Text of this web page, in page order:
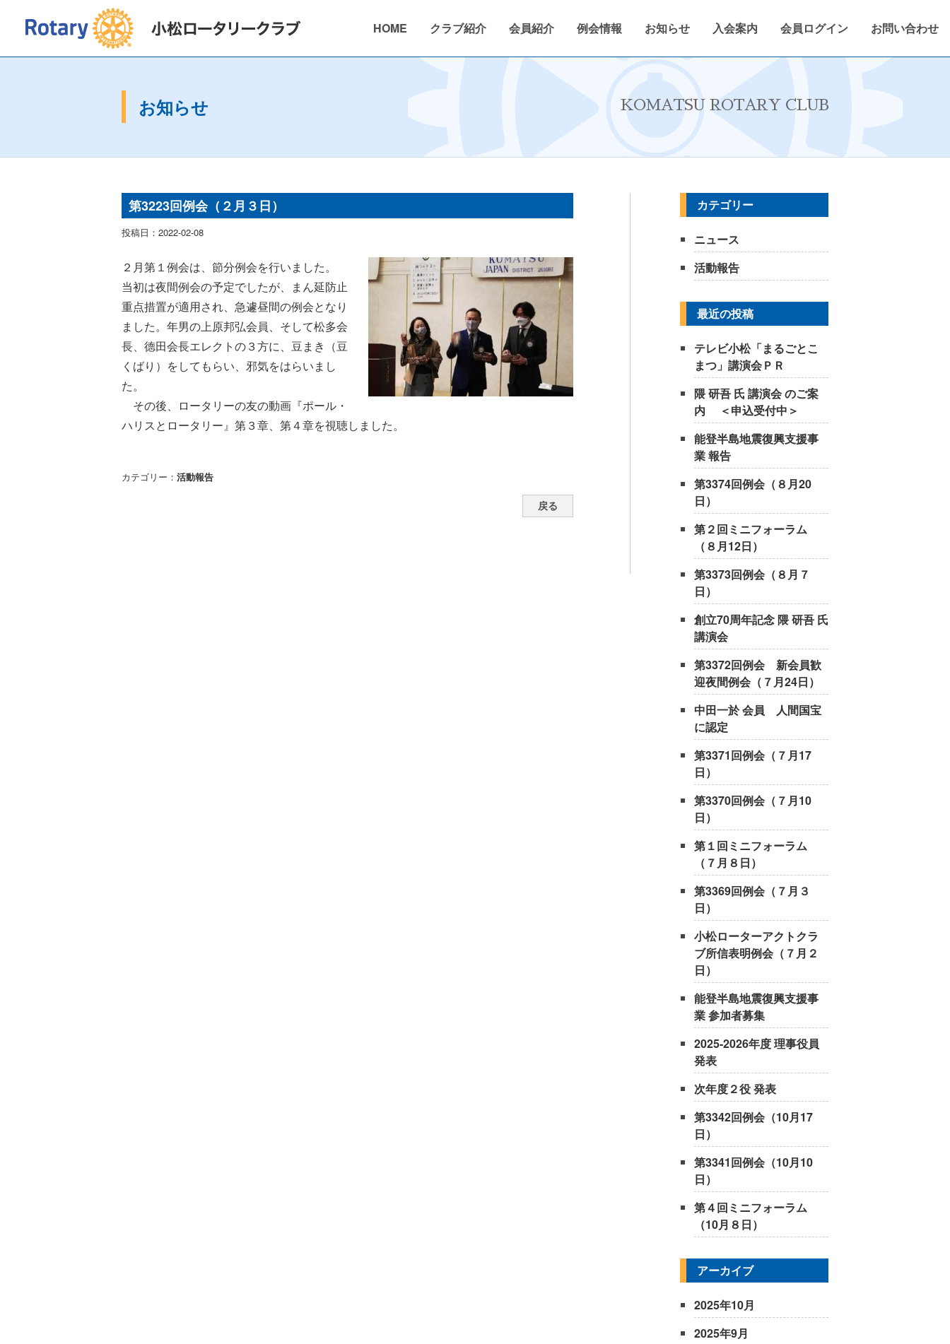
HOME クラブ紹介 会員紹介 例会情報 お知らせ 入会案内 会員ログイン お問い合わせ
お知らせ KOMATSU ROTARY CLUB
第3223回例会（２月３日）
投稿日：2022-02-08
２月第１例会は、節分例会を行いました。
当初は夜間例会の予定でしたが、まん延防止
重点措置が適用され、急遽昼間の例会となり
ました。年男の上原邦弘会員、そして松多会
長、德田会長エレクトの３方に、豆まき（豆
くばり）をしてもらい、邪気をはらいまし
た。
その後、ロータリーの友の動画『ポール・
ハリスとロータリー』第３章、第４章を視聴しました。
カテゴリー： 活動報告
戻る
カテゴリー
ニュース
活動報告
最近の投稿
テレビ小松「まるごとこ
まつ」講演会ＰＲ
隈 研吾 氏 講演会 のご案
内 ＜申込受付中＞
能登半島地震復興支援事
業 報告
第3374回例会（８月20
日）
第２回ミニフォーラム
（８月12日）
第3373回例会（８月７
日）
創立70周年記念 隈 研吾 氏
講演会
第3372回例会 新会員歓
迎夜間例会（７月24日）
中田一於 会員 人間国宝
に認定
第3371回例会（７月17
日）
第3370回例会（７月10
日）
第１回ミニフォーラム
（７月８日）
第3369回例会（７月３
日）
小松ローターアクトクラ
ブ所信表明例会（７月２
日）
能登半島地震復興支援事
業 参加者募集
2025-2026年度 理事役員
発表
次年度２役 発表
第3342回例会（10月17
日）
第3341回例会（10月10
日）
第４回ミニフォーラム
（10月８日）
アーカイブ
2025年10月
2025年9月